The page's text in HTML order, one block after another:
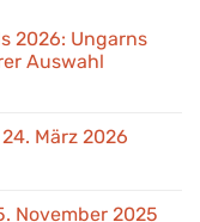
2026: Ungarns
Auswahl
März 2026
November 2025